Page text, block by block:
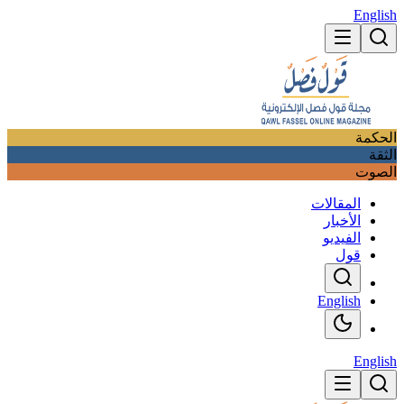
English
الحكمة
الثقة
الصوت
المقالات
الأخبار
الفيديو
قول
English
English